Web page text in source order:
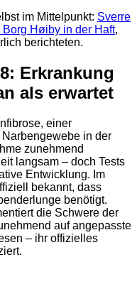
im Mittelpunkt: Sverre
Høiby in der Haft,
berichteten.
Erkrankung
als erwartet
einer
in der
zunehmend
langsam – doch Tests
Entwicklung. Im
bekannt, dass
benötigt.
die Schwere der
auf angepasste
– ihr offizielles